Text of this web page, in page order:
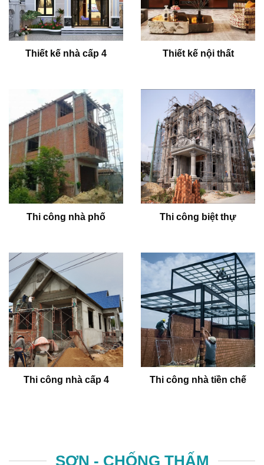
Thiết kế nhà cấp 4 Thiết kế nội thất
Thi công nhà phố Thi công biệt thự
Thi công nhà cấp 4 Thi công nhà tiền chế
SƠN - CHỐNG THẤM